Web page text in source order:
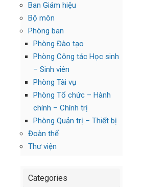
Ban Giám hiệu
Bộ môn
Phòng ban
Phòng Đào tạo
Phòng Công tác Học sinh
– Sinh viên
Phòng Tài vụ
Phòng Tổ chức – Hành
chính – Chính trị
Phòng Quản trị – Thiết bị
Đoàn thể
Thư viện
Categories